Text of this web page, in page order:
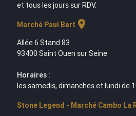
et tous les jours sur RDV.
Marché Paul Bert location_on
Allée 6 Stand 83
93400 Saint Ouen sur Seine
Horaires :
les samedis, dimanches et lundi de
Stone Legend - Marché Cambo La